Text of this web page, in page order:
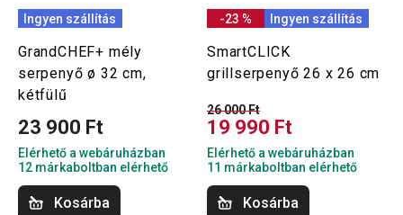
Ingyen szállítás
GrandCHEF+ mély
serpenyő ø 32 cm,
kétfülű
23 900 Ft
Elérhető a webáruházban
12 márkaboltban elérhető
Kosárba
-23 % Ingyen szállítás
SmartCLICK
grillserpenyő 26 x 26 cm
26 000 Ft
19 990 Ft
Elérhető a webáruházban
11 márkaboltban elérhető
Kosárba